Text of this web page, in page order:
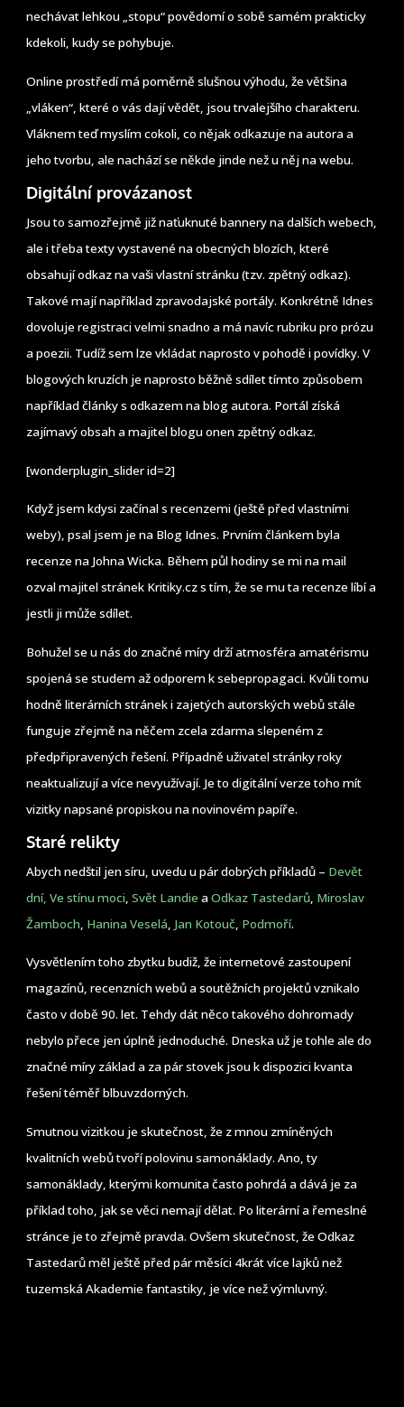
nechávat lehkou „stopu“ povědomí o sobě samém prakticky
kdekoli, kudy se pohybuje.
Online prostředí má poměrně slušnou výhodu, že většina
„vláken“, které o vás dají vědět, jsou trvalejšího charakteru.
Vláknem teď myslím cokoli, co nějak odkazuje na autora a
jeho tvorbu, ale nachází se někde jinde než u něj na webu.
Digitální provázanost
Jsou to samozřejmě již naťuknuté bannery na dalších webech,
ale i třeba texty vystavené na obecných blozích, které
obsahují odkaz na vaši vlastní stránku (tzv. zpětný odkaz).
Takové mají například zpravodajské portály. Konkrétně Idnes
dovoluje registraci velmi snadno a má navíc rubriku pro prózu
a poezii. Tudíž sem lze vkládat naprosto v pohodě i povídky. V
blogových kruzích je naprosto běžně sdílet tímto způsobem
například články s odkazem na blog autora. Portál získá
zajímavý obsah a majitel blogu onen zpětný odkaz.
[wonderplugin_slider id=2]
Když jsem kdysi začínal s recenzemi (ještě před vlastními
weby), psal jsem je na Blog Idnes. Prvním článkem byla
recenze na Johna Wicka. Během půl hodiny se mi na mail
ozval majitel stránek Kritiky.cz s tím, že se mu ta recenze líbí a
jestli ji může sdílet.
Bohužel se u nás do značné míry drží atmosféra amatérismu
spojená se studem až odporem k sebepropagaci. Kvůli tomu
hodně literárních stránek i zajetých autorských webů stále
funguje zřejmě na něčem zcela zdarma slepeném z
předpřipravených řešení. Případně uživatel stránky roky
neaktualizují a více nevyužívají. Je to digitální verze toho mít
vizitky napsané propiskou na novinovém papíře.
Staré relikty
Abych nedštil jen síru, uvedu u pár dobrých příkladů – Devět
dní, Ve stínu moci,Svět Landie aOdkaz Tastedarů, Miroslav
Žamboch, Hanina Veselá, Jan Kotouč, Podmoří.
Vysvětlením toho zbytku budiž, že internetové zastoupení
magazínů, recenzních webů a soutěžních projektů vznikalo
často v době 90. let. Tehdy dát něco takového dohromady
nebylo přece jen úplně jednoduché. Dneska už je tohle ale do
značné míry základ a za pár stovek jsou k dispozici kvanta
řešení téměř blbuvzdorných.
Smutnou vizitkou je skutečnost, že z mnou zmíněných
kvalitních webů tvoří polovinu samonáklady. Ano, ty
samonáklady, kterými komunita často pohrdá a dává je za
příklad toho, jak se věci nemají dělat. Po literární a řemeslné
stránce je to zřejmě pravda. Ovšem skutečnost, že Odkaz
Tastedarů měl ještě před pár měsíci 4krát více lajků než
tuzemská Akademie fantastiky, je více než výmluvný.